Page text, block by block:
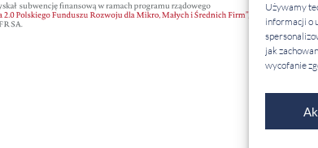
Używamy
informacji o
jak
wycofanie